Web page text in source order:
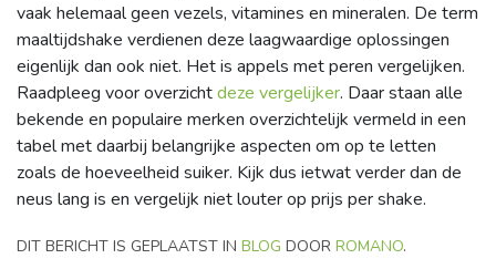
vaak helemaal geen vezels, vitamines en mineralen. De term
maaltijdshake verdienen deze laagwaardige oplossingen
eigenlijk dan ook niet. Het is appels met peren vergelijken.
Raadpleeg voor overzichtdeze vergelijker. Daar staan alle
bekende en populaire merken overzichtelijk vermeld in een
tabel met daarbij belangrijke aspecten om op te letten
zoals de hoeveelheid suiker. Kijk dus ietwat verder dan de
neus lang is en vergelijk niet louter op prijs per shake.
DIT BERICHT IS GEPLAATST IN BLOG DOOR ROMANO.